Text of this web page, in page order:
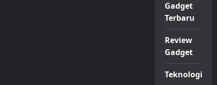
Gadget
Terbaru
Review
Gadget
Teknologi